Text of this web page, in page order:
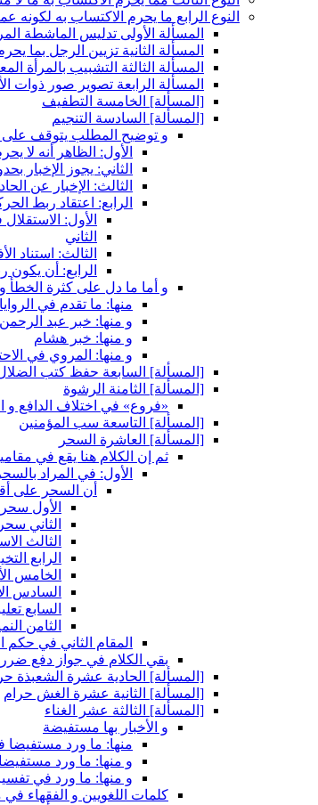
النوع الرابع ما يحرم الاكتساب به لكونه
المسألة الأولى تدليس الماشطة
المسألة الثانية تزيين الرجل بما
المسألة الثالثة التشبيب بالمرأة
المسألة الرابعة تصوير صور ذوات
[المسألة] الخامسة التطفيف
[المسألة] السادسة التنجيم
و توضيح المطلب يتوقف على
الأول: الظاهر أنه لا
الثاني: يجوز الإخبار
الثالث: الإخبار عن
الرابع: اعتقاد ربط
الأول:
الثاني
الثالث: استناد
الرابع: أن
و أما ما دل على كثرة
منها: ما تقدم في
و منها: خبر عبد
و منها: خبر هشام
و منها: المروي في
[المسألة] السابعة حفظ كتب
[المسألة] الثامنة الرشوة
«فروع» في اختلاف الدافع و
[المسألة] التاسعة سب المؤمنين
[المسألة] العاشرة السحر
ثم إن الكلام هنا يقع في
الأول: في المراد بالسحر
أن السحر على
الأول سحر
الثاني
الثالث
الرابع
الخامس
السادس
السابع
الثامن
المقام الثاني في حكم
بقي الكلام في جواز دفع
[المسألة] الحادية عشرة الشعبذة
[المسألة] الثانية عشرة الغش حرام
[المسألة] الثالثة عشر الغناء
و الأخبار بها مستفيضة
منها: ما ورد مستفيضا
و منها: ما ورد
و منها: ما ورد في
كلمات اللغويين و الفقهاء